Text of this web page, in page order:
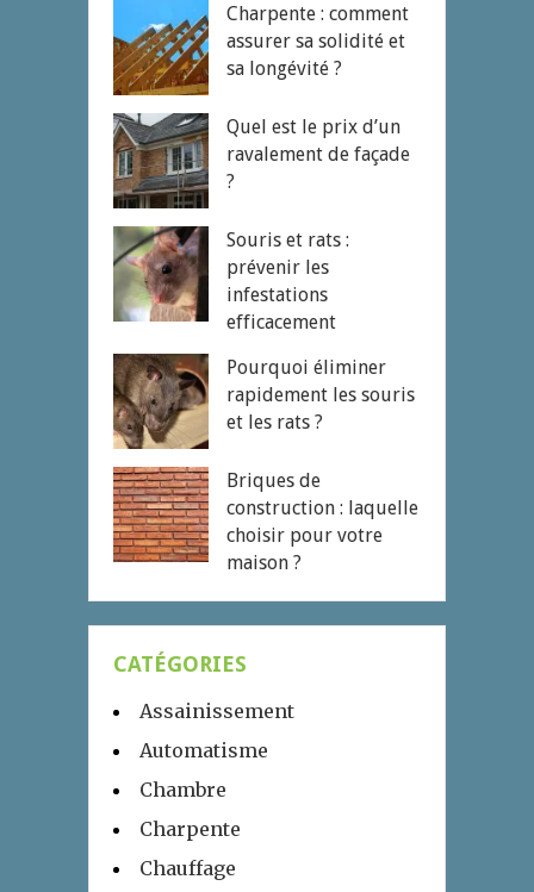
Charpente : comment
assurer sa solidité et
sa longévité ?
Quel est le prix d’un
ravalement de façade
?
Souris et rats :
prévenir les
infestations
efficacement
Pourquoi éliminer
rapidement les souris
et les rats ?
Briques de
construction : laquelle
choisir pour votre
maison ?
CATÉGORIES
Assainissement
Automatisme
Chambre
Charpente
Chauffage